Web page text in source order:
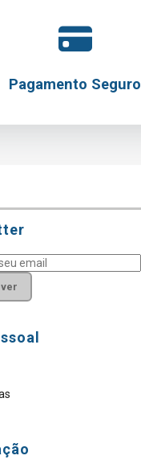
Pagamento Seguro